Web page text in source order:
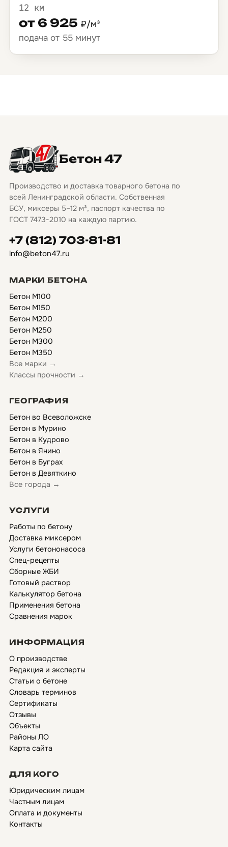
12 км
от 6 925 ₽/м³
подача от 55 минут
Бетон 47
Производство и доставка товарного бетона по
всей Ленинградской области. Собственная
БСУ, миксеры 5–12 м³, паспорт качества по
ГОСТ 7473-2010 на каждую партию.
+7 (812) 703-81-81
info@beton47.ru
МАРКИ БЕТОНА
Бетон М100
Бетон М150
Бетон М200
Бетон М250
Бетон М300
Бетон М350
Все марки →
Классы прочности →
ГЕОГРАФИЯ
Бетон во Всеволожске
Бетон в Мурино
Бетон в Кудрово
Бетон в Янино
Бетон в Буграх
Бетон в Девяткино
Все города →
УСЛУГИ
Работы по бетону
Доставка миксером
Услуги бетононасоса
Спец-рецепты
Сборные ЖБИ
Готовый раствор
Калькулятор бетона
Применения бетона
Сравнения марок
ИНФОРМАЦИЯ
О производстве
Редакция и эксперты
Статьи о бетоне
Словарь терминов
Сертификаты
Отзывы
Объекты
Районы ЛО
Карта сайта
ДЛЯ КОГО
Юридическим лицам
Частным лицам
Оплата и документы
Контакты